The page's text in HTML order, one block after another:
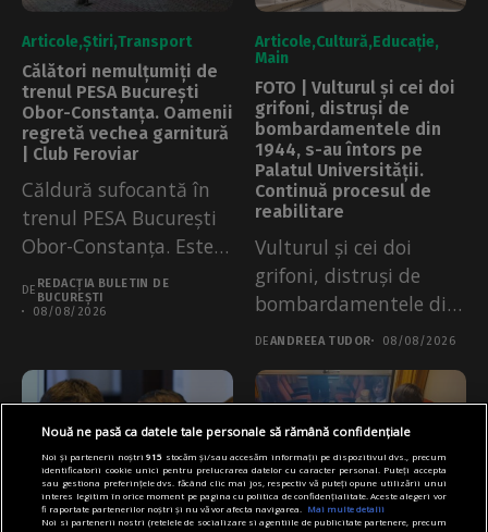
Articole Știri Transport
Călători nemulțumiți de
trenul PESA București
Obor-Constanța. Oamenii
regretă vechea garnitură
| Club Feroviar
Căldură sufocantă în
trenul PESA București
Obor-Constanța. Este
prima garnitură
operată, pe această...
DE REDACȚIA BULETIN DE
BUCUREȘTI
08/08/2026
Articole Cultură Educație
Main
FOTO | Vulturul și cei doi
grifoni, distruși de
bombardamentele din
1944, s-au întors pe
Palatul Universității.
Continuă procesul de
reabilitare
Vulturul și cei doi
grifoni, distruși de
bombardamentele din
1944, s-au întors...
DEANDREEA TUDOR 08/08/2026
Nouă ne pasă ca datele tale personale să rămână confidențiale
Noi și partenerii noștri915 stocăm și/sau accesăm informații pe dispozitivul dvs., precum
identificatorii cookie unici pentru prelucrarea datelor cu caracter personal. Puteți accepta
sau gestiona preferințele dvs. făcând clic mai jos, respectiv vă puteți opune utilizării unui
interes legitim în orice moment pe pagina cu politica de confidențialitate. Aceste alegeri vor
fi raportate partenerilor noștri și nu vă vor afecta navigarea.
Mai multe detalii
Noi si partenerii nostri (retelele de socializare si agentiile de publicitate partenere, precum